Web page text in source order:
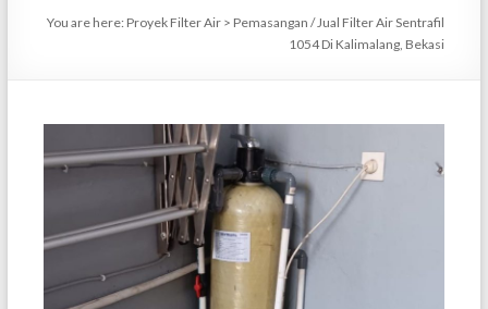
Penjualan
You are here: Proyek Filter Air > Pemasangan / Jual Filter Air Sentrafil
1054 Di Kalimalang, Bekasi